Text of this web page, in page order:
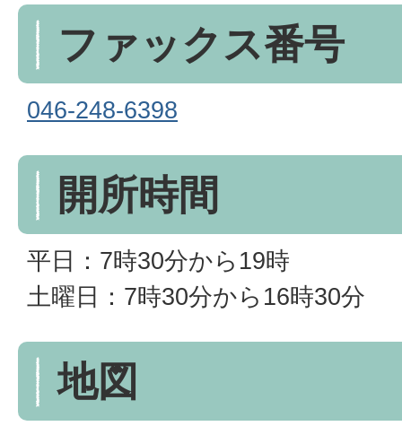
ファックス番号
046-248-6398
開所時間
平日：7時30分から19時
土曜日：7時30分から16時30分
地図